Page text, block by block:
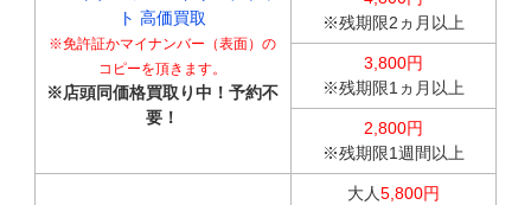
ト 高価買取
※免許証かマイナンバー（表面）の
コピーを頂きます。
※店頭同価格買取り中！予約不
要！
※残期限2ヵ月以上
3,800円
※残期限1ヵ月以上
2,800円
※残期限1週間以上
大人5,800円